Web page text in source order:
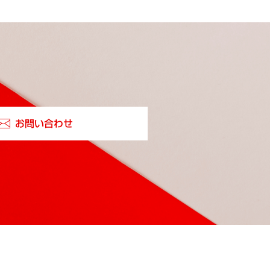
お問い合わせ